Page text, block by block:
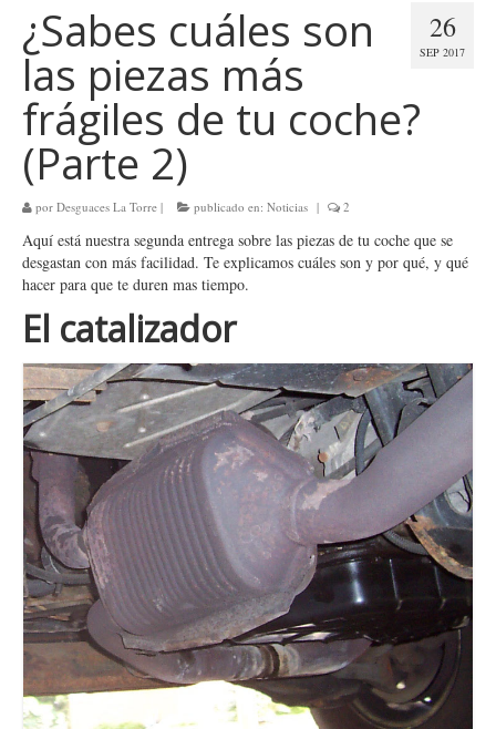
26
SEP 2017
¿Sabes cuáles son
las piezas más
frágiles de tu coche?
(Parte 2)
por Desguaces La Torre | publicado en: Noticias | 2
Aquí está nuestra segunda entrega sobre las piezas de tu coche que se
desgastan con más facilidad. Te explicamos cuáles son y por qué, y qué
hacer para que te duren mas tiempo.
El catalizador